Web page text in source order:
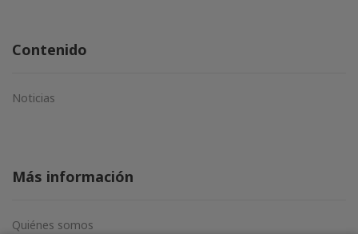
Contenido
Noticias
Más información
Quiénes somos